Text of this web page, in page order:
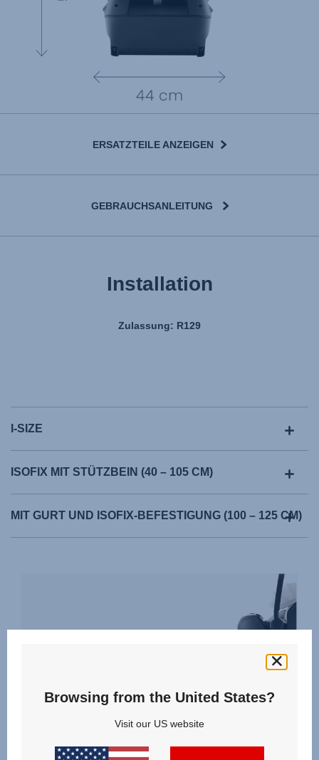
ERSATZTEILE ANZEIGEN
GEBRAUCHSANLEITUNG
Installation
Zulassung: R129
I-SIZE
ISOFIX MIT STÜTZBEIN (40 – 105 CM)
MIT GURT UND ISOFIX-BEFESTIGUNG (100 – 125 CM)
Für Dein Auto geeignet?
Nicht jeder Sitz passt in jedes Auto. Um
sicherzustellen, dass Du den richtigen Sitz
prüfe ob der gewählte Sitz passt.
Browsing from the United States?
Visit our US website